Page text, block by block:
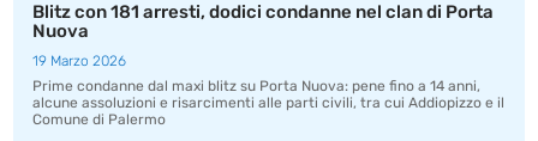
Blitz con 181 arresti, dodici condanne nel clan di Porta
Nuova
19 Marzo 2026
Prime condanne dal maxi blitz su Porta Nuova: pene fino a 14 anni,
alcune assoluzioni e risarcimenti alle parti civili, tra cui Addiopizzo e il
Comune di Palermo